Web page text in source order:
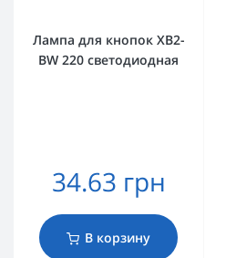
Лампа для кнопок XB2-
BW 220 светодиодная
34.63 грн
В корзину